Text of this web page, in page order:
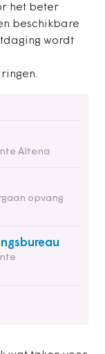
het beter
beschikbare
wordt
Altena
opvang